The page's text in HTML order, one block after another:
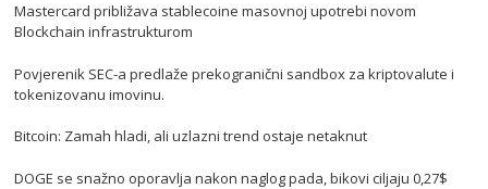
Mastercard približava stablecoine masovnoj upotrebi novom
Blockchain infrastrukturom
Povjerenik SEC-a predlaže prekogranični sandbox za kriptovalute i
tokenizovanu imovinu.
Bitcoin: Zamah hladi, ali uzlazni trend ostaje netaknut
DOGE se snažno oporavlja nakon naglog pada, bikovi ciljaju 0,27$